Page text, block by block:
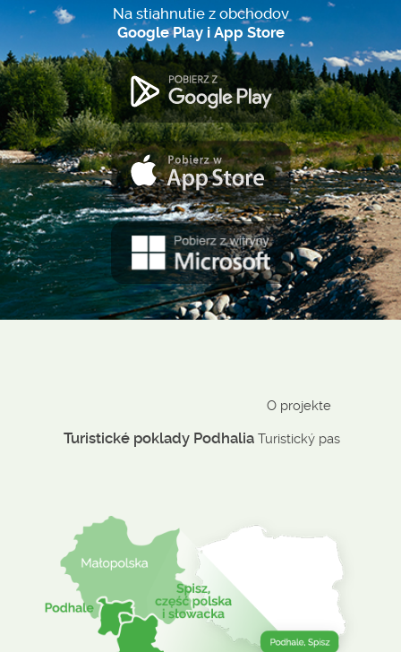
Na stiahnutie z obchodov
Google Play i App Store
Turistické poklady Podhalia
O projekte
Turistický pas